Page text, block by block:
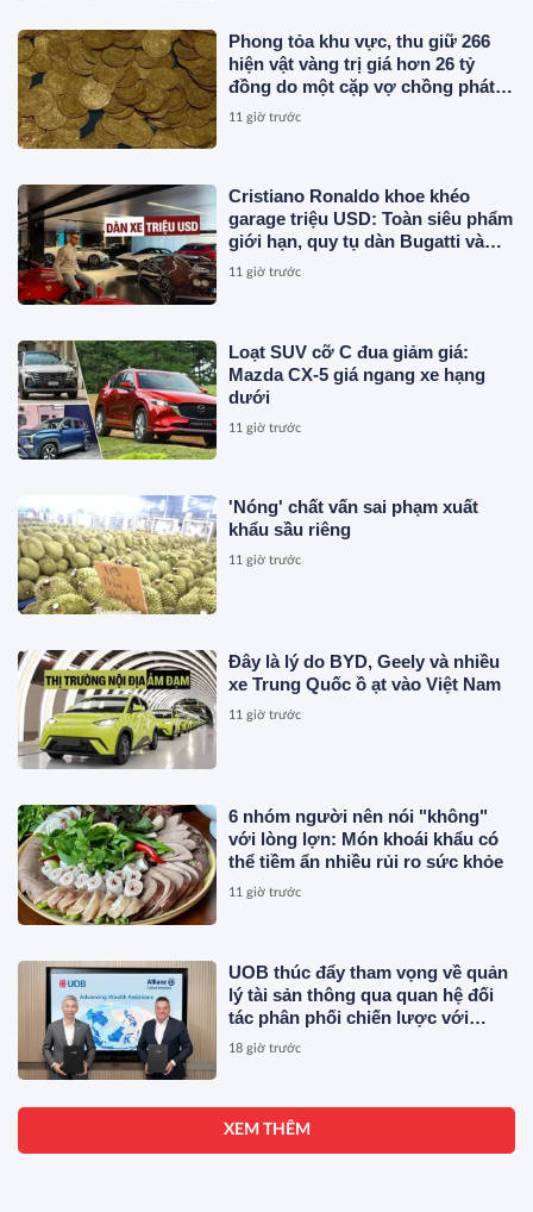
Phong tỏa khu vực, thu giữ 266
hiện vật vàng trị giá hơn 26 tỷ
đồng do một cặp vợ chồng phát
hiện khi thay sàn nhà
11 giờ trước
Cristiano Ronaldo khoe khéo
garage triệu USD: Toàn siêu phẩm
giới hạn, quy tụ dàn Bugatti và
Ferrari đắt đỏ
11 giờ trước
Loạt SUV cỡ C đua giảm giá:
Mazda CX-5 giá ngang xe hạng
dưới
11 giờ trước
'Nóng' chất vấn sai phạm xuất
khẩu sầu riêng
11 giờ trước
Đây là lý do BYD, Geely và nhiều
xe Trung Quốc ồ ạt vào Việt Nam
11 giờ trước
6 nhóm người nên nói "không"
với lòng lợn: Món khoái khẩu có
thể tiềm ẩn nhiều rủi ro sức khỏe
11 giờ trước
UOB thúc đẩy tham vọng về quản
lý tài sản thông qua quan hệ đối
tác phân phối chiến lược với
Allianz Global Investors
18 giờ trước
XEM THÊM